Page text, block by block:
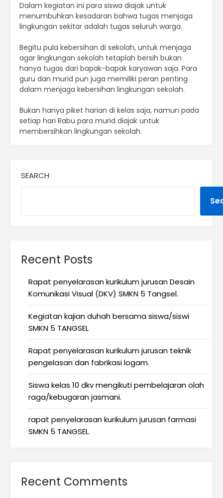
Dalam kegiatan ini para siswa diajak untuk
menumbuhkan kesadaran bahwa tugas menjaga
lingkungan sekitar adalah tugas seluruh warga.
Begitu pula kebersihan di sekolah, untuk menjaga
agar lingkungan sekolah tetaplah bersih bukan
hanya tugas dari bapak-bapak karyawan saja. Para
guru dan murid pun juga memiliki peran penting
dalam menjaga kebersihan lingkungan sekolah.
Bukan hanya piket harian di kelas saja, namun pada
setiap hari Rabu para murid diajak untuk
membersihkan lingkungan sekolah.
SEARCH
Recent Posts
Rapat penyelarasan kurikulum jurusan Desain
Komunikasi Visual (DKV) SMKN 5 Tangsel.
Kegiatan kajian duhah bersama siswa/siswi
SMKN 5 TANGSEL
Rapat penyelarasan kurikulum jurusan teknik
pengelasan dan fabrikasi logam.
Siswa kelas 10 dkv mengikuti pembelajaran olah
raga/kebugaran jasmani.
rapat penyelarasan kurikulum jurusan farmasi
SMKN 5 TANGSEL.
Recent Comments